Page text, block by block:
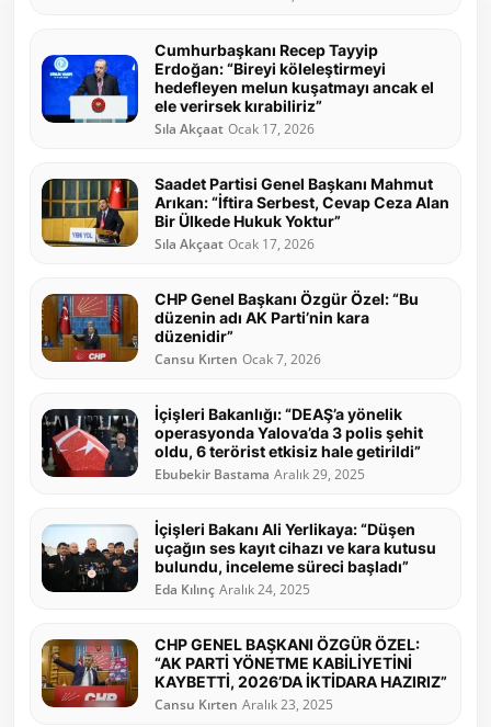
Cumhurbaşkanı Recep Tayyip
Erdoğan: “Bireyi köleleştirmeyi
hedefleyen melun kuşatmayı ancak el
ele verirsek kırabiliriz”
Sıla Akçaat Ocak 17, 2026
Saadet Partisi Genel Başkanı Mahmut
Arıkan: “İftira Serbest, Cevap Ceza Alan
Bir Ülkede Hukuk Yoktur”
Sıla Akçaat Ocak 17, 2026
CHP Genel Başkanı Özgür Özel: “Bu
düzenin adı AK Parti’nin kara
düzenidir”
Cansu Kırten Ocak 7, 2026
İçişleri Bakanlığı: “DEAŞ’a yönelik
operasyonda Yalova’da 3 polis şehit
oldu, 6 terörist etkisiz hale getirildi”
Ebubekir Bastama Aralık 29, 2025
İçişleri Bakanı Ali Yerlikaya: “Düşen
uçağın ses kayıt cihazı ve kara kutusu
bulundu, inceleme süreci başladı”
Eda Kılınç Aralık 24, 2025
CHP GENEL BAŞKANI ÖZGÜR ÖZEL:
“AK PARTİ YÖNETME KABİLİYETİNİ
KAYBETTİ, 2026’DA İKTİDARA HAZIRIZ”
Cansu Kırten Aralık 23, 2025